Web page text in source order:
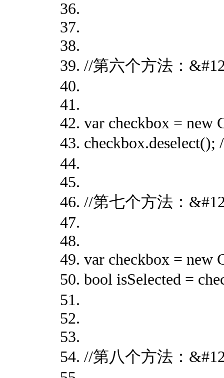
//第六个方法：
var checkbox = new
//第七个方法：
var checkbox = new
bool isSelected =
//第八个方法：